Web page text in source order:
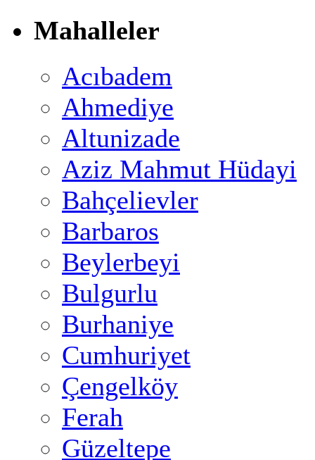
Mahalleler
Acıbadem
Ahmediye
Altunizade
Aziz Mahmut Hüdayi
Bahçelievler
Barbaros
Beylerbeyi
Bulgurlu
Burhaniye
Cumhuriyet
Çengelköy
Ferah
Güzeltepe